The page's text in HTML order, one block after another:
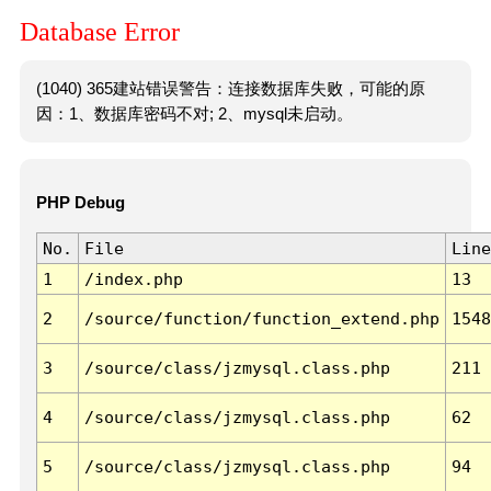
Database Error
(1040) 365建站错误警告：连接数据库失败，可能的原
因：1、数据库密码不对; 2、mysql未启动。
PHP Debug
No. File
Line
1
/index.php 13
2 /source/function/function_extend.php 1548
3 /source/class/jzmysql.class.php 211
4 /source/class/jzmysql.class.php 62
5 /source/class/jzmysql.class.php 94